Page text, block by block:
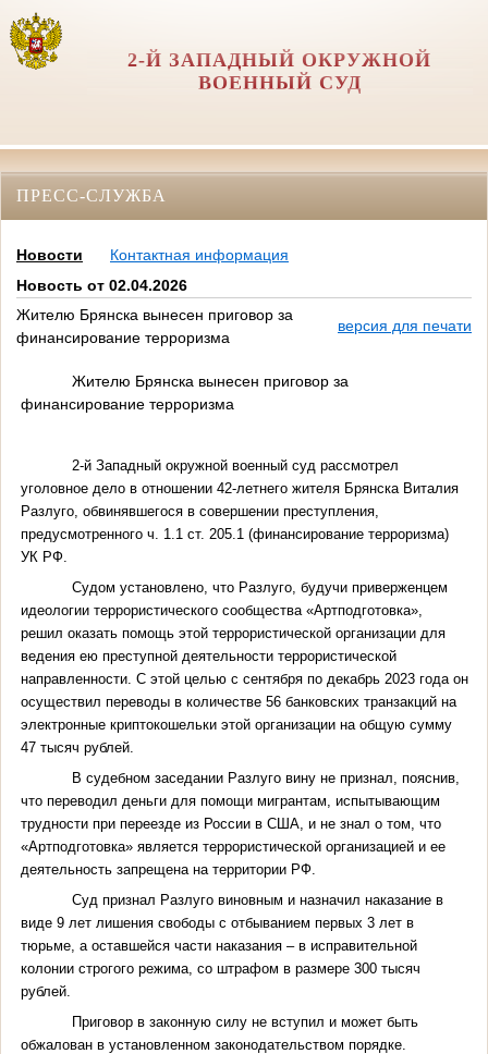
2-Й ЗАПАДНЫЙ ОКРУЖНОЙ
ВОЕННЫЙ СУД
ПРЕСС-СЛУЖБА
Новости
Контактная информация
Новость от 02.04.2026
Жителю Брянска вынесен приговор за
финансирование терроризма
версия для печати
Жителю Брянска вынесен приговор за
финансирование терроризма
2-й Западный окружной военный суд рассмотрел
уголовное дело в отношении 42-летнего жителя Брянска Виталия
Разлуго, обвинявшегося в совершении преступления,
предусмотренного ч. 1.1 ст. 205.1 (финансирование терроризма)
УК РФ.
Судом установлено, что Разлуго, будучи приверженцем
идеологии террористического сообщества «Артподготовка»,
решил оказать помощь этой террористической организации для
ведения ею преступной деятельности террористической
направленности. С этой целью с сентября по декабрь 2023 года он
осуществил переводы в количестве 56 банковских транзакций на
электронные криптокошельки этой организации на общую сумму
47 тысяч рублей.
В судебном заседании Разлуго вину не признал, пояснив,
что переводил деньги для помощи мигрантам, испытывающим
трудности при переезде из России в США, и не знал о том, что
«Артподготовка» является террористической организацией и ее
деятельность запрещена на территории РФ.
Суд признал Разлуго виновным и назначил наказание в
виде 9 лет лишения свободы с отбыванием первых 3 лет в
тюрьме, а оставшейся части наказания – в исправительной
колонии строгого режима, со штрафом в размере 300 тысяч
рублей.
Приговор в законную силу не вступил и может быть
обжалован в установленном законодательством порядке.